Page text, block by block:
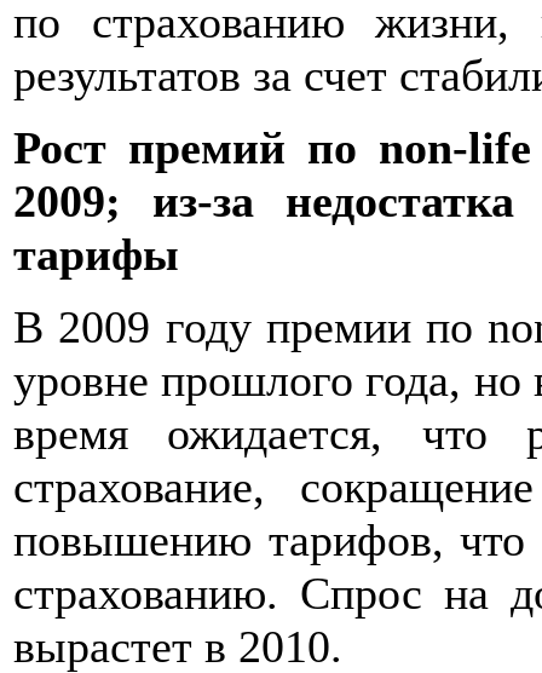
по страхованию жизни,
результатов за счет
Рост премий по non-life
2009; из-за
тарифы
В 2009 году премии по
уровне прошлого года, но
время ожидается, что
страхование,
повышению тарифов, что
страхованию. Спрос на
вырастет в 2010.